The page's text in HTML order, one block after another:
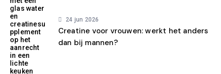
24 jun 2026
Creatine voor vrouwen: werkt het anders
dan bij mannen?